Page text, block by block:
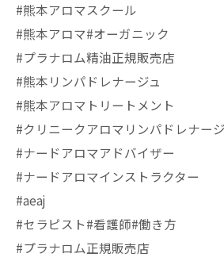
#熊本アロマスクール
#熊本アロマ#オーガニック
#プラナロム精油正規販売店
#熊本リンパドレナージュ
#熊本アロマトリートメント
#クリニークアロマリンパドレナー
#ナードアロマアドバイザー
#ナードアロマインストラクター
#aeaj
#セラピスト#看護師#働き方
#プラナロム正規販売店